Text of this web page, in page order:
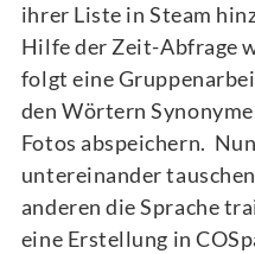
ihrer Liste in Steam
Hilfe der Zeit-Abfrage
folgt eine
den Wörtern
Fotos abspeichern.
untereinander
anderen die Sprache
eine Erstellung in